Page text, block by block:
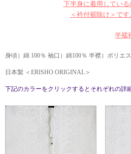
下半身に着用している
＜衿付裾除け＞です
半襦
身頃）綿 100％ 袖口）綿100％ 半襟）ポリエ
日本製 ＜ERISHO ORIGINAL＞
下記のカラーをクリックするとそれぞれの詳